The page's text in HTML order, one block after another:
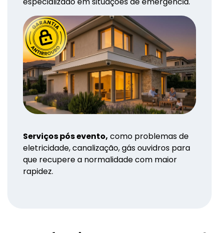
Serviços pós evento, como problemas de
eletricidade, canalização, gás ouvidros para
que recupere a normalidade com maior
rapidez.